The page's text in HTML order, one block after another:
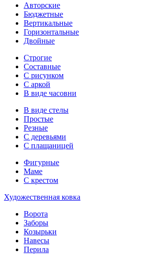
Авторские
Бюджетные
Вертикальные
Горизонтальные
Двойные
Строгие
Составные
С рисунком
С аркой
В виде часовни
В виде стелы
Простые
Резные
С деревьями
С плащаницей
Фигурные
Маме
С крестом
Художественная ковка
Ворота
Заборы
Козырьки
Навесы
Перила